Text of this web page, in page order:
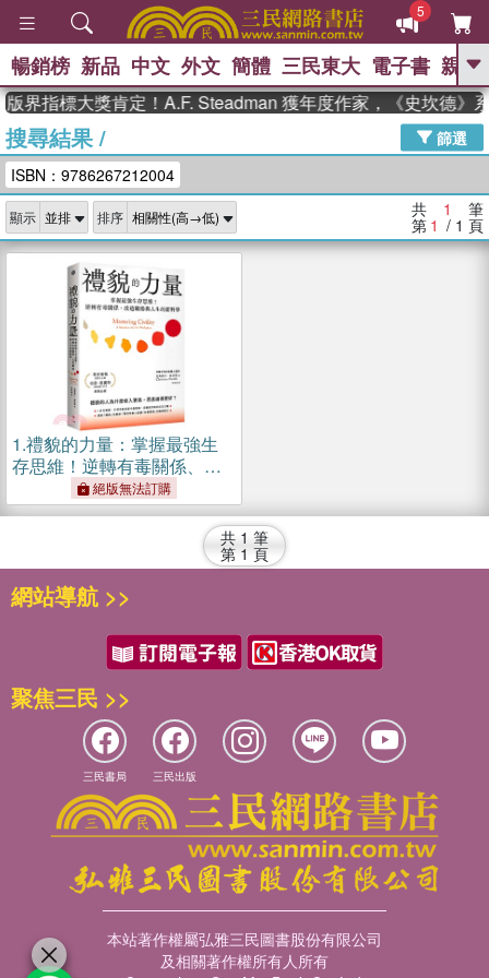
5
GO
高希均教授回憶錄
、 The Odyssey 、 父親節 、 如果歷
獎 臺灣漫遊錄 、 方念華 、 台灣的李
登輝時代
數學女孩：黎曼猜想 、
偉大的迷走神經
暢銷榜 新品 中文 外文 簡體 三民東大 電子書 親子
界指標大獎肯定！A.F. Steadman 獲年度作家，《史坎德》
搜尋結果/
篩選
ISBN：9786267212004
顯示 排序 共 1 筆
第 1 / 1 頁
1.禮貌的力量：掌握最強生
存思維！逆轉有毒關係、改
造職場與人生的新科學
絕版無法訂購
共 1 筆
第 1 頁
網站導航 >>
聚焦三民 >>
三民書局 三民出版
本站著作權屬弘雅三民圖書股份有限公司
及相關著作權所有人所有